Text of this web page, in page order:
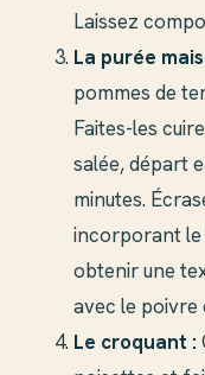
Laissez
La purée
pommes de
Faites-les
salée, départ
minutes.
incorporant le
obtenir une
avec le poivre
Le croquant :